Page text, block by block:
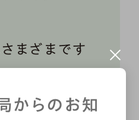
まざまです
ても、男なら
からのお知